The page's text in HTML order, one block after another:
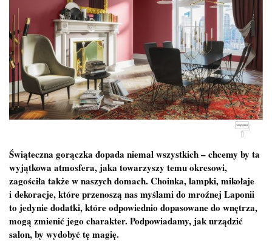
Świąteczna gorączka dopada niemal wszystkich – chcemy by ta
wyjątkowa atmosfera, jaka towarzyszy temu okresowi,
zagościła także w naszych domach. Choinka, lampki, mikołaje
i dekoracje, które przenoszą nas myślami do mroźnej Laponii
to jedynie dodatki, które odpowiednio dopasowane do wnętrza,
mogą zmienić jego charakter. Podpowiadamy, jak urządzić
salon, by wydobyć tę magię.